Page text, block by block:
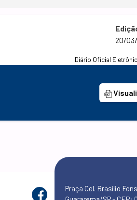
20/
Diário Oficial
Praça Cel. Brasílio